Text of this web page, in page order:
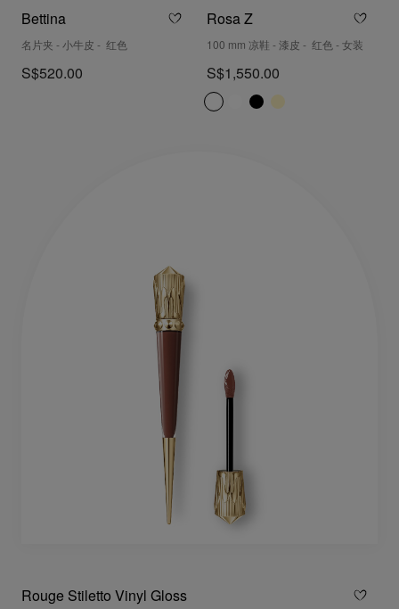
Bettina
名片夹 - 小牛皮 - 红色
S$520.00
Rosa Z
100 mm 凉鞋 - 漆皮 - 红色 - 女装
S$1,550.00
Rouge Stiletto Vinyl Gloss